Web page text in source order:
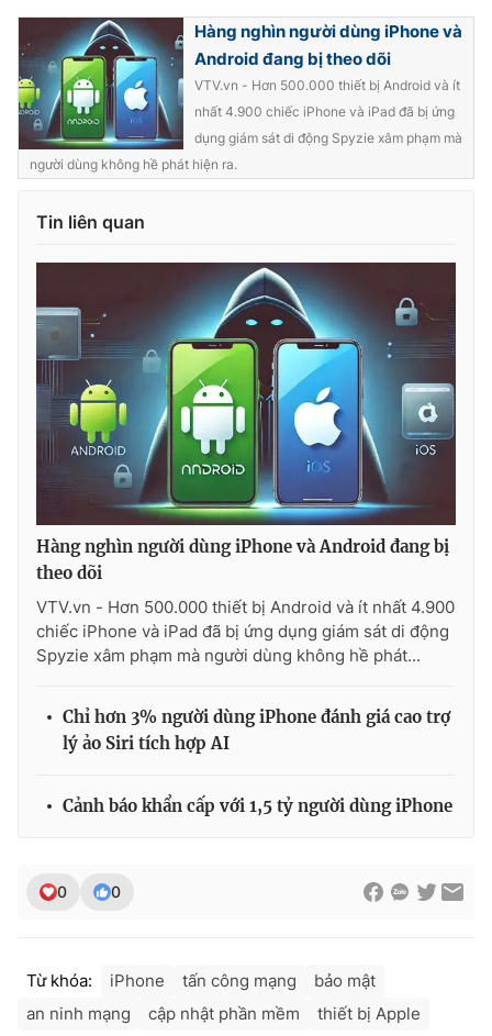
Email:toasoan@vtv.vn
Liên hệ quảng cáo: 024-7300.7108
® Cấm sao chép dưới mọi hình thức nếu không có sự chấp
thuận bằng văn bản. Ghi rõ nguồn VTV.vn khi phát hành lại
thông tin từ website này.
Hàng nghìn người dùng iPhone và
Android đang bị theo dõi
VTV.vn - Hơn 500.000 thiết bị Android và ít
nhất 4.900 chiếc iPhone và iPad đã bị ứng
dụng giám sát di động Spyzie xâm phạm mà
người dùng không hề phát hiện ra.
Tin liên quan
Hàng nghìn người dùng iPhone và Android đang bị
theo dõi
VTV.vn - Hơn 500.000 thiết bị Android và ít nhất 4.900
chiếc iPhone và iPad đã bị ứng dụng giám sát di động
Spyzie xâm phạm mà người dùng không hề phát...
Chỉ hơn 3% người dùng iPhone đánh giá cao trợ
lý ảo Siri tích hợp AI
Cảnh báo khẩn cấp với 1,5 tỷ người dùng iPhone
0 0
Từ khóa: iPhone tấn công mạng
bảo mật
an ninh mạng
cập nhật phần mềm thiết bị Apple